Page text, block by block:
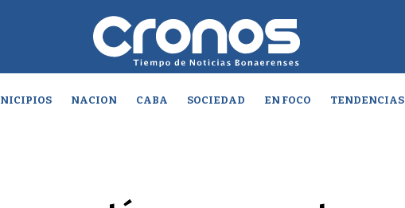
NACION CABA SOCIEDAD EN FOCO TENDENCIAS